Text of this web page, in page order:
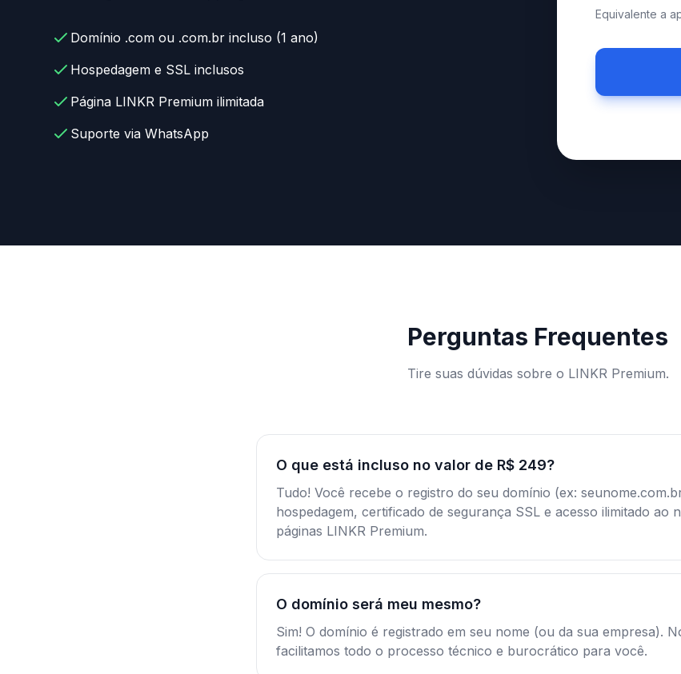
Domínio .com ou .com.br incluso (1 ano)
Hospedagem e SSL inclusos
Página LINKR Premium ilimitada
Suporte via WhatsApp
Equivalente a
Perguntas Frequentes
Tire suas dúvidas sobre o LINKR Premium.
O que está incluso no valor de R$ 249?
Tudo! Você recebe o registro do seu domínio (ex:
hospedagem, certificado de segurança SSL e acesso ilimitado ao
páginas LINKR Premium.
O domínio será meu mesmo?
Sim! O domínio é registrado em seu nome (ou da sua empresa).
facilitamos todo o processo técnico e burocrático para você.